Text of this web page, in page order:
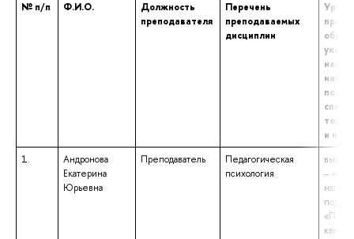
№ п/п Ф.И.О.
Должность
преподавателя
Перечень
преподаваемых
дисциплин
том
и
1.
Андронова
Екатерина
Юрьевна
Преподаватель
Педагогическая
психология
–